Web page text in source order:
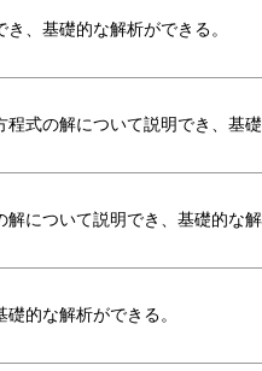
、基礎的な解析ができる。
式の解について説明でき、基礎
について説明でき、基礎的な解
的な解析ができる。